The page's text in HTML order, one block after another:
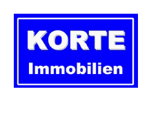
Inhalt
springen